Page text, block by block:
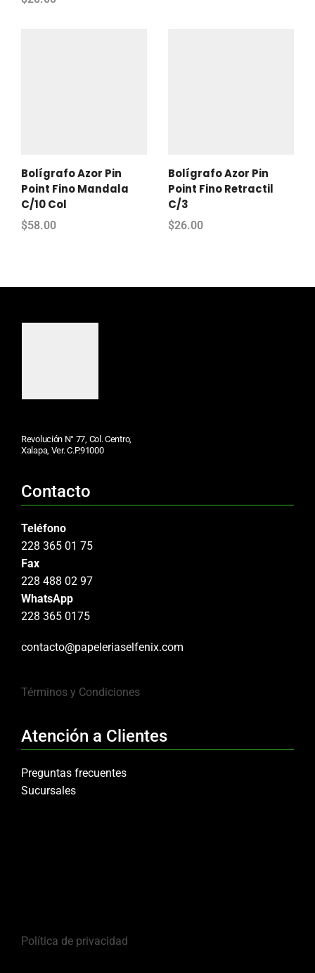
Bolígrafo Azor Pin
Point Fino Mandala
C/10 Col
$58.00
Bolígrafo Azor Pin
Point Fino Retractil
C/3
$26.00
Revolución N° 77, Col. Centro,
Xalapa, Ver. C.P.91000
Contacto
Teléfono
228 365 01 75
Fax
228 488 02 97
WhatsApp
228 365 0175
contacto@papeleriaselfenix.com
Términos y Condiciones
Atención a Clientes
Preguntas frecuentes
Sucursales
Política de privacidad